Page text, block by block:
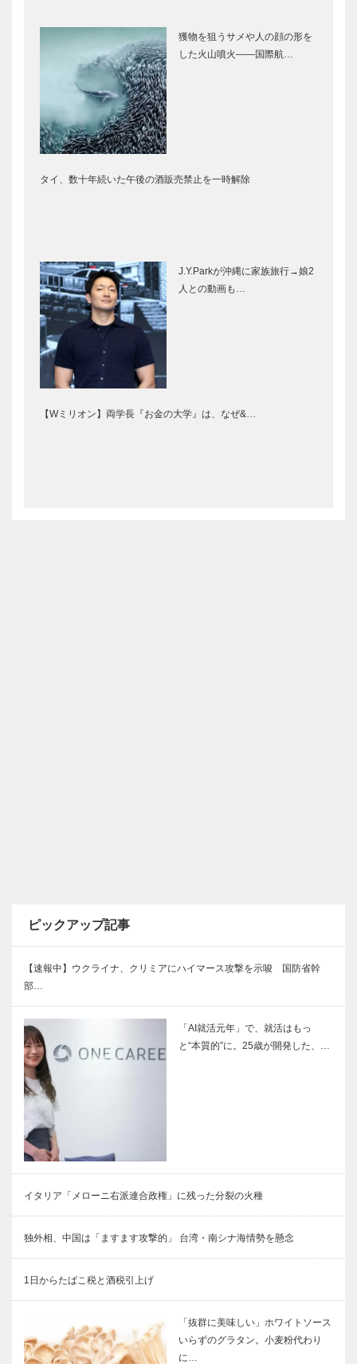
ピックアップ記事
【速報中】ウクライナ、クリミアにハイマース攻撃を示唆 国防省幹
部…
「AI就活元年」で、就活はもっ
と“本質的”に。25歳が開発した、…
イタリア「メローニ右派連合政権」に残った分裂の火種
独外相、中国は「ますます攻撃的」 台湾・南シナ海情勢を懸念
1日からたばこ税と酒税引上げ
「抜群に美味しい」ホワイトソース
いらずのグラタン。小麦粉代わり
に…